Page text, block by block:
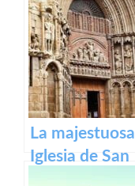
Camino de
Santiago
Francés
La majestuosa
Iglesia de San